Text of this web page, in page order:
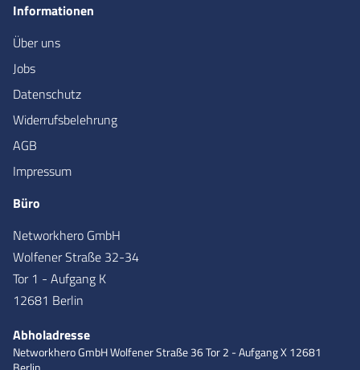
Informationen
Über uns
Jobs
Datenschutz
Widerrufsbelehrung
AGB
Impressum
Büro
Networkhero GmbH
Wolfener Straße 32-34
Tor 1 - Aufgang K
12681 Berlin
Abholadresse
Networkhero GmbHWolfener Straße 36Tor 2 - Aufgang X12681